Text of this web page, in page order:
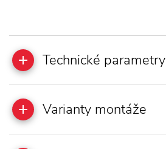
Technické parametry
Varianty montáže